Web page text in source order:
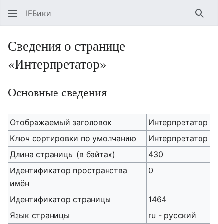
IFВики
Сведения о странице
«Интерпретатор»
Основные сведения
Отображаемый заголовок
Интерпретатор
Ключ сортировки по умолчанию
Интерпретатор
Длина страницы (в байтах)
430
Идентификатор пространства
имён
0
Идентификатор страницы
1464
Язык страницы
ru - русский